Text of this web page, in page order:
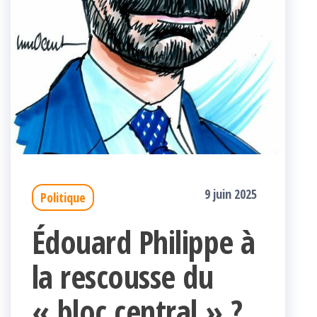
Politique 9 juin 2025
Édouard Philippe à
la rescousse du